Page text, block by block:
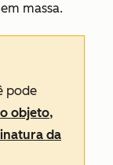
em massa.
pode
objeto,
da